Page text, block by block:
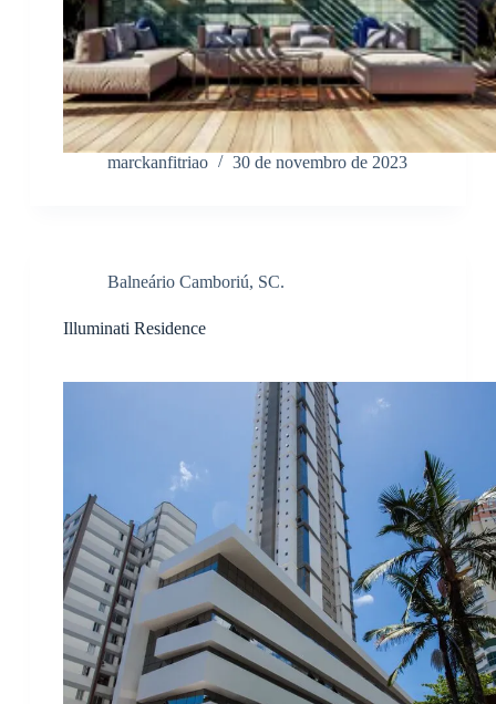
marckanfitriao 30 de novembro de 2023
Balneário Camboriú, SC.
Illuminati Residence